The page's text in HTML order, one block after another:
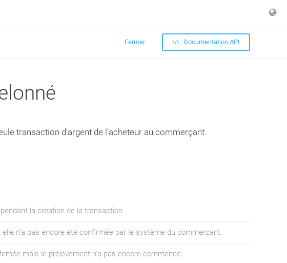
Fermer Documentation API
transaction d'argent de l'acheteur au commerçant.
la création de la transaction.
n’a pas encore été confirmée par le système du commerçant.
mais le prélèvement n'a pas encore commencé.